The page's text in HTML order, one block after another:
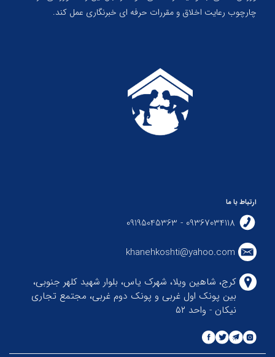
چارچوب رعایت اخلاق و مقررات حرفه ای خبرنگاری عمل کند.
ارتباط با ما
09367034118 - 09195045363
khanehkoshti@yahoo.com
کرج، شاهین ویلا، شهرک یاس، بلوار شهید کلهر جنوبی،
بین پونک اول غربی و پونک دوم غربی، مجتمع تجاری
نیکان - واحد ۵۲